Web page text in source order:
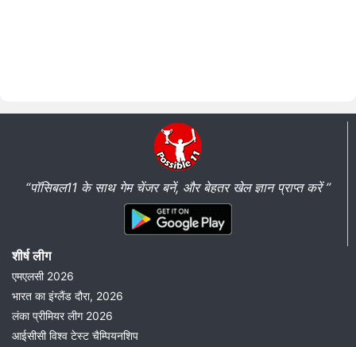
“पॉसिबल11 के साथ गेम चेंजर बनें, और बेहतर खेल ज्ञान प्राप्त करें ”
शीर्ष लीग
एमएलसी 2026
भारत का इंग्लैंड दौरा, 2026
लंका प्रीमियर लीग 2026
आईसीसी विश्व टेस्ट चैम्पियनशिप